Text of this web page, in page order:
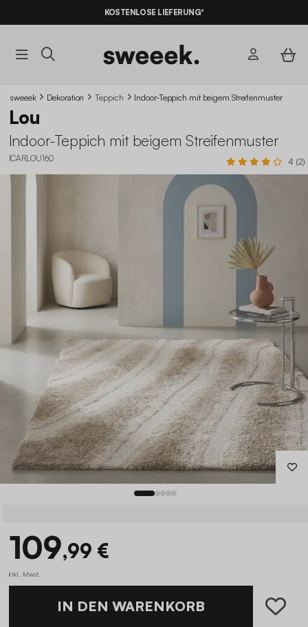
KOSTENLOSE LIEFERUNG*
sweeek Dekoration Teppich Indoor-Teppich mit beigem Streifenmuster
Lou
Indoor-Teppich mit beigem Streifenmuster
ICARLOU160 4 (2)
109,99 €
inkl. Mwst.
IN DEN WARENKORB